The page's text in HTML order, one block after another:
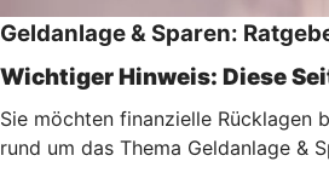
Geldanlage & Sparen:
Wichtiger Hinweis: Diese
Sie möchten finanzielle Rücklagen
rund um das Thema Geldanlage &